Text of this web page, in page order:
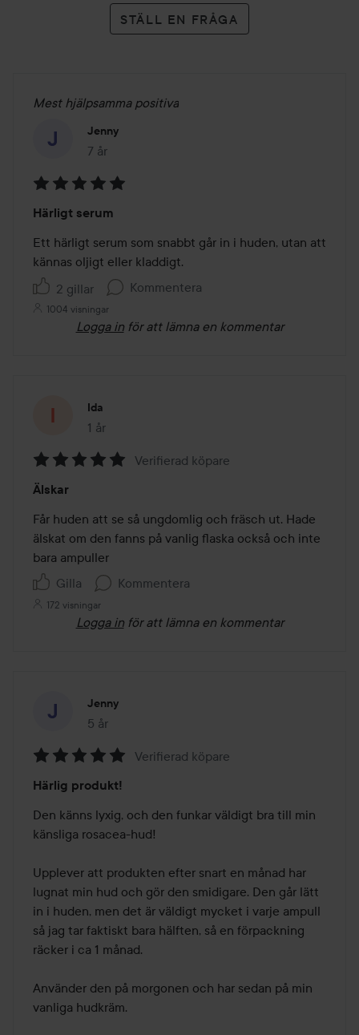
STÄLL EN FRÅGA
Mest hjälpsamma positiva
Jenny
7 år
Inlägget skapades 7 år
5
av
5
Härligt serum
Ett härligt serum som snabbt går in i huden, utan att
kännas oljigt eller kladdigt.
2 gillar
Kommentera
1004 visningar
Logga in för att lämna en kommentar
Ida
1 år
Inlägget skapades 1 år
5
av
5
Verifierad köpare
Älskar
Får huden att se så ungdomlig och fräsch ut. Hade
älskat om den fanns på vanlig flaska också och inte
bara ampuller
Gilla
Kommentera
172 visningar
Logga in för att lämna en kommentar
Jenny
5 år
Inlägget skapades 5 år
5
av
5
Verifierad köpare
Härlig produkt!
Den känns lyxig, och den funkar väldigt bra till min
känsliga rosacea-hud!
Upplever att produkten efter snart en månad har
lugnat min hud och gör den smidigare. Den går lätt
in i huden, men det är väldigt mycket i varje ampull
så jag tar faktiskt bara hälften, så en förpackning
räcker i ca 1 månad.
Använder den på morgonen och har sedan på min
vanliga hudkräm.